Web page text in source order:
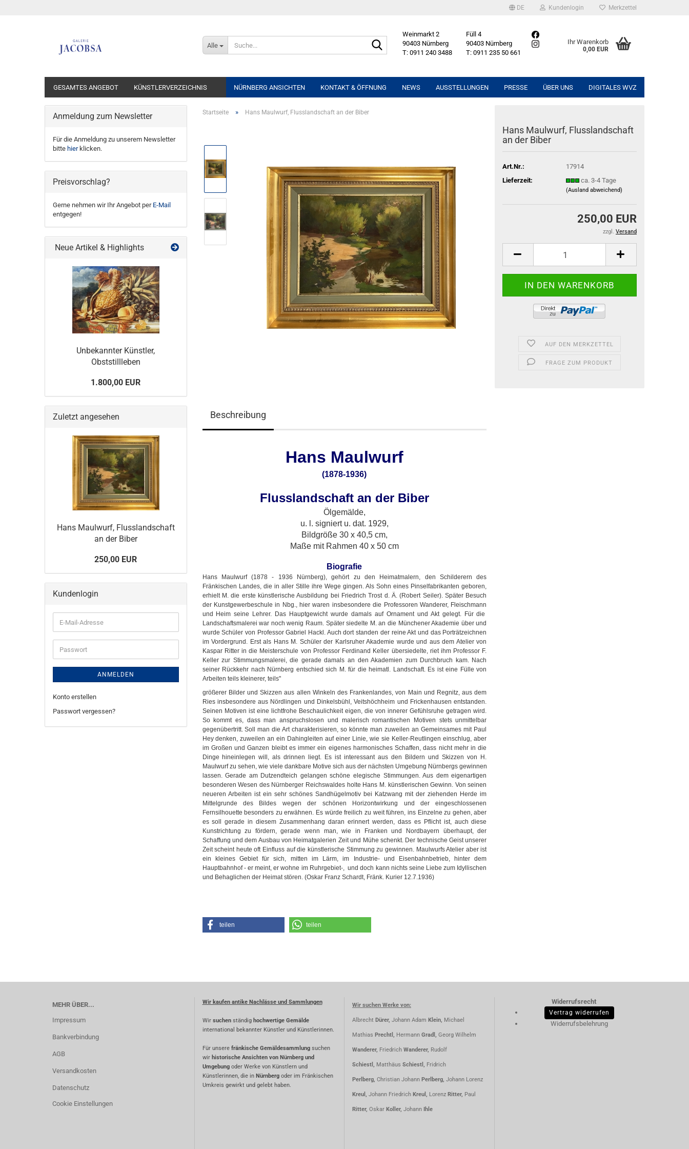
DE Kundenlogin Merkzettel
Alle
Suche...
Weinmarkt 2
Füll 4
90403 Nürnberg
90403 Nürnberg
T: 0911 240 3488
T: 0911 235 50 661
Ihr Warenkorb
0,00 EUR
GESAMTES ANGEBOT KÜNSTLERVERZEICHNIS NÜRNBERG ANSICHTEN KONTAKT & ÖFFNUNG NEWS AUSSTELLUNGEN PRESSE ÜBER UNS DIGITALES WVZ
Startseite » Hans Maulwurf, Flusslandschaft an der Biber
Hans Maulwurf, Flusslandschaft
an der Biber
Art.Nr.:
17914
Lieferzeit:
ca. 3-4 Tage
(Ausland abweichend)
250,00 EUR
zzgl. Versand
AUF DEN MERKZETTEL
FRAGE ZUM PRODUKT
Beschreibung
Hans Maulwurf
(1878-1936)
Flusslandschaft an der Biber
Ölgemälde,
u. l. signiert u. dat. 1929,
Bildgröße 30 x 40,5 cm,
Maße mit Rahmen 40 x 50 cm
Biografie
Hans Maulwurf (1878 - 1936 Nürnberg), gehört zu den Heimatmalern, den Schilderern des
Fränkischen Landes, die in aller Stille ihre Wege gingen. Als Sohn eines Pinselfabrikanten geboren,
erhielt M. die erste künstlerische Ausbildung bei Friedrich Trost d. Ä. (Robert Seiler). Später Besuch
der Kunstgewerbeschule in Nbg., hier waren insbesondere die Professoren Wanderer, Fleischmann
und Heim seine Lehrer. Das Hauptgewicht wurde damals auf Ornament und Akt gelegt. Für die
Landschaftsmalerei war noch wenig Raum. Später siedelte M. an die Münchener Akademie über und
wurde Schüler von Professor Gabriel Hackl. Auch dort standen der reine Akt und das Porträtzeichnen
im Vordergrund. Erst als Hans M. Schüler der Karlsruher Akademie wurde und aus dem Atelier von
Kaspar Ritter in die Meisterschule von Professor Ferdinand Keller übersiedelte, riet ihm Professor F.
Keller zur Stimmungsmalerei, die gerade damals an den Akademien zum Durchbruch kam. Nach
seiner Rückkehr nach Nürnberg entschied sich M. für die heimatl. Landschaft. Es ist eine Fülle von
Arbeiten teils kleinerer, teils"
größerer Bilder und Skizzen aus allen Winkeln des Frankenlandes, von Main und Regnitz, aus dem
Ries insbesondere aus Nördlingen und Dinkelsbühl, Veitshöchheim und Frickenhausen entstanden.
Seinen Motiven ist eine lichtfrohe Beschaulichkeit eigen, die von innerer Gefühlsruhe getragen wird.
So kommt es, dass man anspruchslosen und malerisch romantischen Motiven stets unmittelbar
gegenübertritt. Soll man die Art charakterisieren, so könnte man zuweilen an Gemeinsames mit Paul
Hey denken, zuweilen an ein Dahingleiten auf einer Linie, wie sie Keller-Reutlingen einschlug, aber
im Großen und Ganzen bleibt es immer ein eigenes harmonisches Schaffen, dass nicht mehr in die
Dinge hineinlegen will, als drinnen liegt. Es ist interessant aus den Bildern und Skizzen von H.
Maulwurf zu sehen, wie viele dankbare Motive sich aus der nächsten Umgebung Nürnbergs gewinnen
lassen. Gerade am Dutzendteich gelangen schöne elegische Stimmungen. Aus dem eigenartigen
besonderen Wesen des Nürnberger Reichswaldes holte Hans M. künstlerischen Gewinn. Von seinen
neueren Arbeiten ist ein sehr schönes Sandhügelmotiv bei Katzwang mit der ziehenden Herde im
Mittelgrunde des Bildes wegen der schönen Horizontwirkung und der eingeschlossenen
Fernsilhouette besonders zu erwähnen. Es würde freilich zu weit führen, ins Einzelne zu gehen, aber
es soll gerade in diesem Zusammenhang daran erinnert werden, dass es Pflicht ist, auch diese
Kunstrichtung zu fördern, gerade wenn man, wie in Franken und Nordbayern überhaupt, der
Schaffung und dem Ausbau von Heimatgalerien Zeit und Mühe schenkt. Der technische Geist unserer
Zeit scheint heute oft Einfluss auf die künstlerische Stimmung zu gewinnen. Maulwurfs Atelier aber ist
ein kleines Gebiet für sich, mitten im Lärm, im Industrie- und Eisenbahnbetrieb, hinter dem
Hauptbahnhof - er meint, er wohne im Ruhrgebiet-, und doch kann nichts seine Liebe zum Idyllischen
und Behaglichen der Heimat stören. (Oskar Franz Schardt, Fränk. Kurier 12.7.1936)
teilen teilen
Anmeldung zum Newsletter
Für die Anmeldung zu unserem Newsletter
bitte hierklicken.
Preisvorschlag?
Gerne nehmen wir Ihr Angebot per E-Mail
entgegen!
Neue Artikel & Highlights
Unbekannter Künstler,
Obststillleben
1.800,00 EUR
Zuletzt angesehen
Hans Maulwurf, Flusslandschaft
an der Biber
250,00 EUR
Kundenlogin
E-
Mail-
Adresse
Passwort
ANMELDEN
Konto erstellen
Passwort vergessen?
MEHR ÜBER...
Impressum
Bankverbindung
AGB
Versandkosten
Datenschutz
Cookie Einstellungen
Wir kaufen antike Nachlässe und Sammlungen
Wir suchen ständig hochwertige Gemälde
international bekannter Künstler und Künstlerinnen.
Für unserefränkische Gemäldesammlungsuchen
wir historische Ansichten von Nürnberg und
Umgebungoder Werke von Künstlern und
Künstlerinnen, die in Nürnberg oder im Fränkischen
Umkreis gewirkt und gelebt haben.
Wir suchen Werke von:
Albrecht Dürer, Johann Adam Klein, Michael
Mathias Prechtl, Hermann Gradl, Georg Wilhelm
Wanderer, Friedrich Wanderer, Rudolf
Schiestl, Matthäus Schiestl, Fridrich
Perlberg, Christian Johann Perlberg, Johann Lorenz
Kreul, Johann Friedrich Kreul, Lorenz Ritter, Paul
Ritter, Oskar Koller, Johann Ihle
Widerrufsrecht
Vertrag widerrufen
Widerrufsbelehrung